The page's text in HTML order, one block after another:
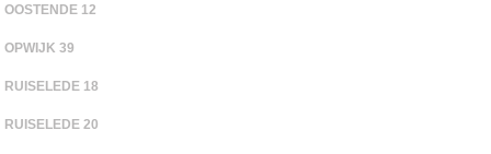
OOSTENDE 12
OPWIJK 39
RUISELEDE 18
RUISELEDE 20